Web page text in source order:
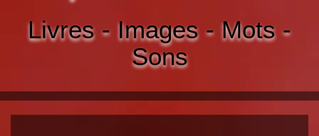
Livres - Images - Mots -
Sons